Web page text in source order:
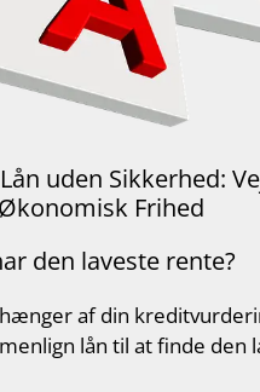
uden Sikkerhed:
Økonomisk Frihed
den laveste rente?
af din
lån til at finde den